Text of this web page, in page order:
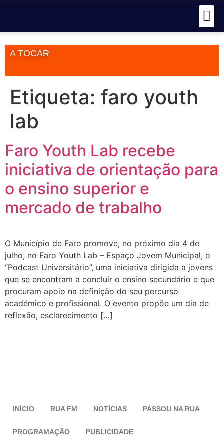
A TOCAR
Etiqueta: faro youth
lab
Faro Youth Lab recebe
iniciativa de orientação para
o ensino superior e
mercado de trabalho
O Município de Faro promove, no próximo dia 4 de
julho, no Faro Youth Lab – Espaço Jovem Municipal, o
“Podcast Universitário”, uma iniciativa dirigida a jovens
que se encontram a concluir o ensino secundário e que
procuram apoio na definição do seu percurso
académico e profissional. O evento propõe um dia de
reflexão, esclarecimento […]
INÍCIO RUA FM NOTÍCIAS PASSOU NA RUA
PROGRAMAÇÃO PUBLICIDADE